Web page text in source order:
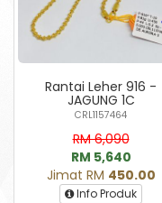
Rantai Leher 916 -
JAGUNG 1C
CRL1157464
RM 6,090
RM 5,640
Jimat RM 450.00
Info Produk